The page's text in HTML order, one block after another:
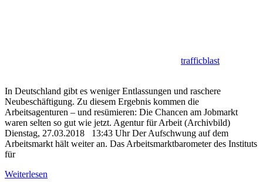
trafficblast
In Deutschland gibt es weniger Entlassungen und raschere
Neubeschäftigung. Zu diesem Ergebnis kommen die
Arbeitsagenturen – und resümieren: Die Chancen am Jobmarkt
waren selten so gut wie jetzt. Agentur für Arbeit (Archivbild)
Dienstag, 27.03.2018 13:43 Uhr Der Aufschwung auf dem
Arbeitsmarkt hält weiter an. Das Arbeitsmarktbarometer des Instituts
für
Weiterlesen